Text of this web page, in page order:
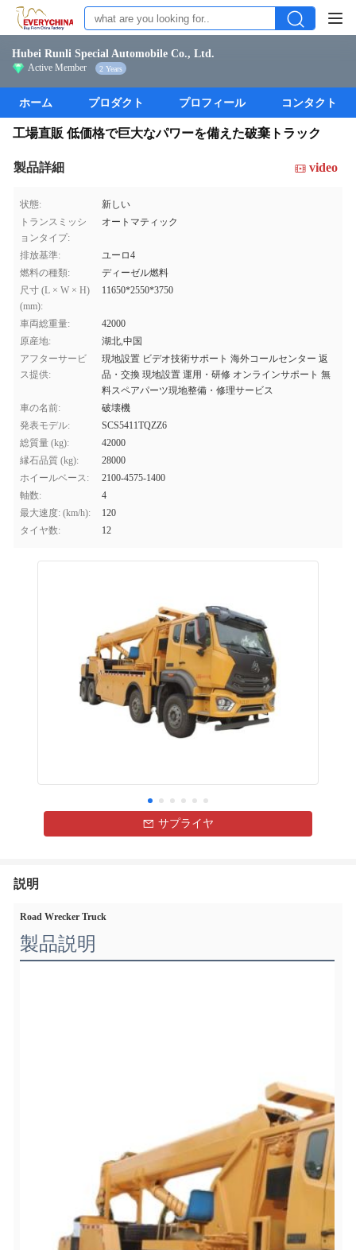
Hubei Runli Special Automobile Co., Ltd.
Active Member 2 Years
ホーム プロダクト プロフィール コンタクト
工場直販 低価格で巨大なパワーを備えた破棄トラック
製品詳細 video
状態:
新しい
トランスミッシ
ョンタイプ:
オートマティック
排放基準:
ユーロ4
燃料の種類:
ディーゼル燃料
尺寸 (L × W × H)
(mm):
11650*2550*3750
車両総重量:
42000
原産地:
湖北,中国
アフターサービ
ス提供:
現地設置 ビデオ技術サポート 海外コールセンター 返
品・交換 現地設置 運用・研修 オンラインサポート 無
料スペアパーツ現地整備・修理サービス
車の名前:
破壊機
発表モデル:
SCS5411TQZZ6
総質量 (kg):
42000
縁石品質 (kg):
28000
ホイールベース:
2100-4575-1400
軸数:
4
最大速度: (km/h):
120
タイヤ数:
12
サプライヤ
説明
Road Wrecker Truck
製品説明